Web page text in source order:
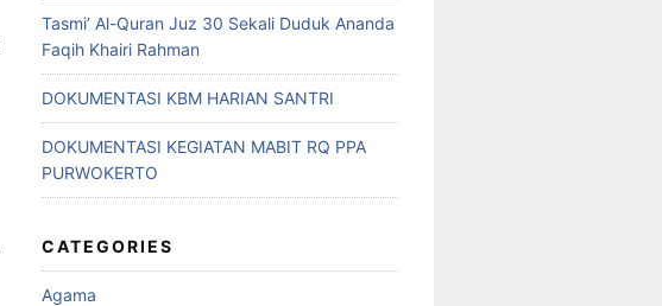
Tasmi’ Al-Quran Juz 30 Sekali Duduk Ananda
Faqih Khairi Rahman
DOKUMENTASI KBM HARIAN SANTRI
DOKUMENTASI KEGIATAN MABIT RQ PPA
PURWOKERTO
CATEGORIES
Agama